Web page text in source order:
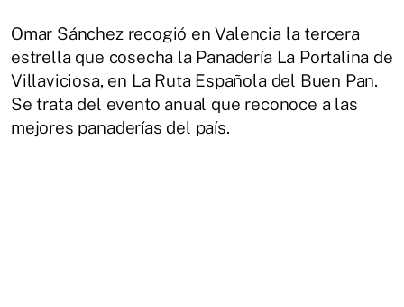
Omar Sánchez recogió en Valencia la tercera
estrella que cosecha la Panadería La Portalina de
Villaviciosa, en La Ruta Española del Buen Pan.
Se trata del evento anual que reconoce a las
mejores panaderías del país.